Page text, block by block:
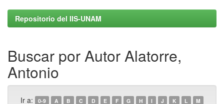
Repositorio del IIS-UNAM
Buscar por Autor Alatorre,
Antonio
Ir a: 0-9 A B C D E F G H I J K L
M